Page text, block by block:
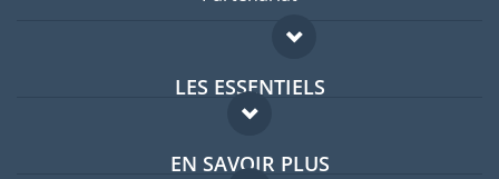
LES ESSENTIELS
Forum expatriés
Guides pays
EN SAVOIR PLUS